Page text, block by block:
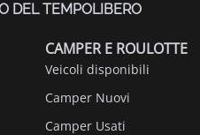
DEL TEMPOLIBERO
CAMPER E ROULOTTE
Veicoli disponibili
Camper Nuovi
Camper Usati